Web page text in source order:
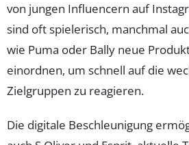
von jungen Influencern auf
sind oft spielerisch, manchmal
wie Puma oder Bally neue
einordnen, um schnell auf die
Zielgruppen zu reagieren.
Die digitale Beschleunigung